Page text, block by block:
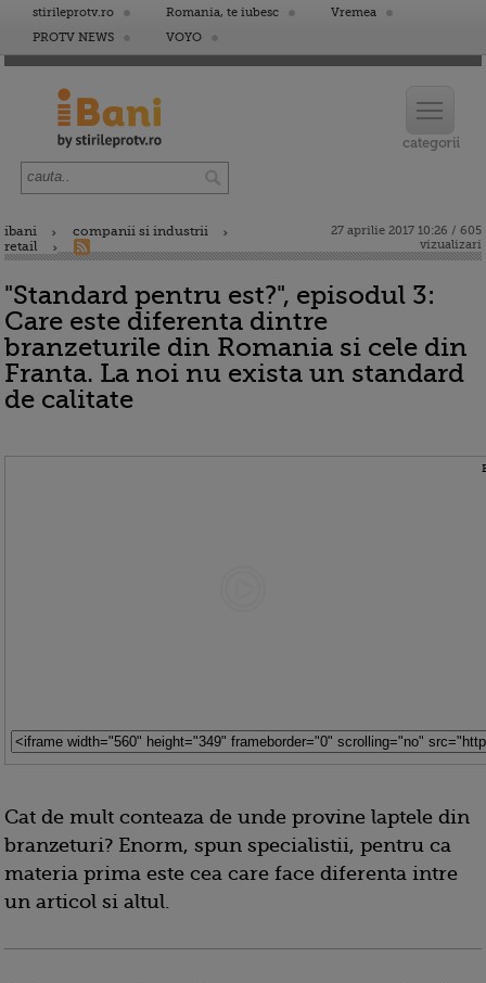
stirileprotv.ro Romania, te iubesc
Vremea
PROTV NEWS
VOYO
ibani
companii si industrii
retail
27 aprilie 2017 10:26 / 605
vizualizari
"Standard pentru est?", episodul 3:
Care este diferenta dintre
branzeturile din Romania si cele din
Franta. La noi nu exista un standard
de calitate
Cat de mult conteaza de unde provine laptele din
branzeturi? Enorm, spun specialistii, pentru ca
materia prima este cea care face diferenta intre
un articol si altul.